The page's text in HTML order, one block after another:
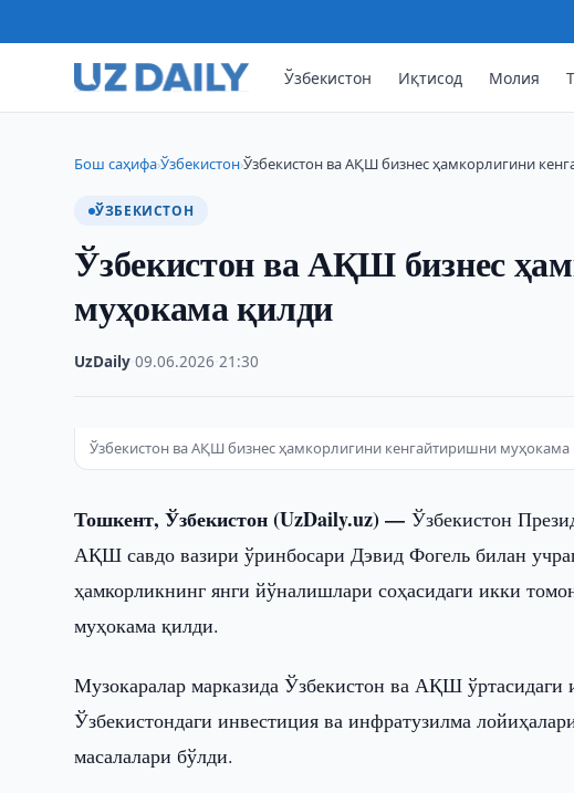
Ўзбекистон Иқтисод Молия
Бош саҳифа›Ўзбекистон›Ўзбекистон ва АҚШ бизнес ҳамкорлигини
ЎЗБЕКИСТОН
Ўзбекистон ва АҚШ бизнес
муҳокама қилди
UzDaily ·09.06.2026 ·21:30
Ўзбекистон ва АҚШ бизнес ҳамкорлигини кенгайтиришни муҳокама
Тошкент, Ўзбекистон (UzDaily.uz) —Ўзбекистон
АҚШ савдо вазири ўринбосари Дэвид Фогель билан
ҳамкорликнинг янги йўналишлари соҳасидаги икки
муҳокама қилди.
Музокаралар марказида Ўзбекистон ва АҚШ
Ўзбекистондаги инвестиция ва инфратузилма
масалалари бўлди.